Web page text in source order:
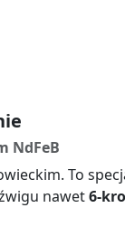
NdFeB
To
nawet6-